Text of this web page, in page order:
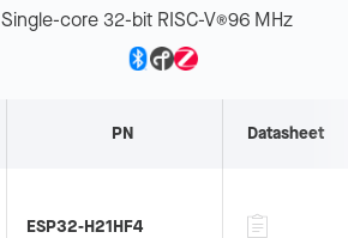
Single-core 32-bit RISC-V®96 MHz
PN Datasheet
ESP32-H21HF4